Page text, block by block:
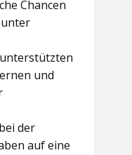
Chancen
und
der
auf eine